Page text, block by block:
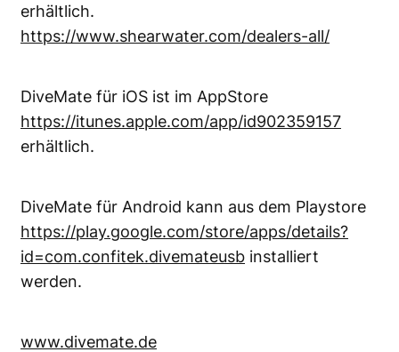
erhältlich.
https://www.shearwater.com/dealers-all/
DiveMate für iOS ist im AppStore
https://itunes.apple.com/app/id902359157
erhältlich.
DiveMate für Android kann aus dem Playstore
https://play.google.com/store/apps/details?
id=com.confitek.divemateusb installiert
werden.
www.divemate.de